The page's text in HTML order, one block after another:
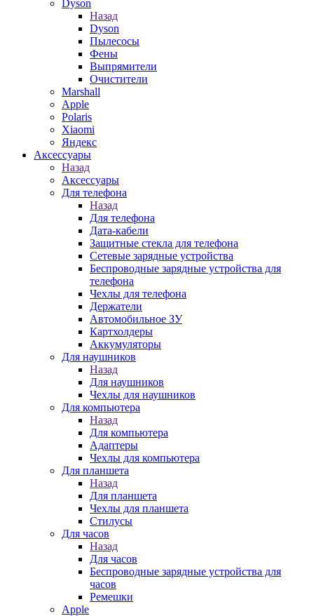
Dyson
Назад
Dyson
Пылесосы
Фены
Выпрямители
Очистители
Marshall
Apple
Polaris
Xiaomi
Яндекс
Аксессуары
Назад
Аксессуары
Для телефона
Назад
Для телефона
Дата-кабели
Защитные стекла для телефона
Сетевые зарядные устройства
Беспроводные зарядные устройства для
телефона
Чехлы для телефона
Держатели
Автомобильное ЗУ
Картхолдеры
Аккумуляторы
Для наушников
Назад
Для наушников
Чехлы для наушников
Для компьютера
Назад
Для компьютера
Адаптеры
Чехлы для компьютера
Для планшета
Назад
Для планшета
Чехлы для планшета
Стилусы
Для часов
Назад
Для часов
Беспроводные зарядные устройства для
часов
Ремешки
Apple